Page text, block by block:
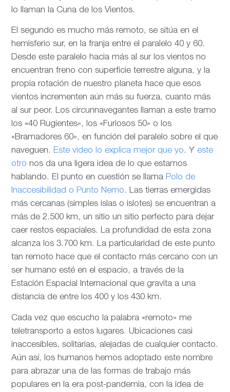
lo llaman la Cuna de los Vientos.
El segundo es mucho más remoto, se sitúa en el
hemisferio sur, en la franja entre el paralelo 40 y 60.
Desde este paralelo hacia más al sur los vientos no
encuentran freno con superficie terrestre alguna, y la
propia rotación de nuestro planeta hace que esos
vientos incrementen aún más su fuerza, cuanto más
al sur peor. Los circunnavegantes llaman a este tramo
los «40 Rugientes», los «Furiosos 50» o los
«Bramadores 60», en función del paralelo sobre el que
naveguen. Este video lo explica mejor que yo. Y este
otro nos da una ligera idea de lo que estamos
hablando. El punto en cuestión se llama Polo de
Inaccesibilidad o Punto Nemo. Las tierras emergidas
más cercanas (simples islas o islotes) se encuentran a
más de 2.500 km, un sitio un sitio perfecto para dejar
caer restos espaciales. La profundidad de esta zona
alcanza los 3.700 km. La particularidad de este punto
tan remoto hace que el contacto más cercano con un
ser humano esté en el espacio, a través de la
Estación Espacial Internacional que gravita a una
distancia de entre los 400 y los 430 km.
Cada vez que escucho la palabra «remoto» me
teletransporto a estos lugares. Ubicaciones casi
inaccesibles, solitarias, alejadas de cualquier contacto.
Aún así, los humanos hemos adoptado este nombre
para abrazar una de las formas de trabajo más
populares en la era post-pandemia, con la idea de